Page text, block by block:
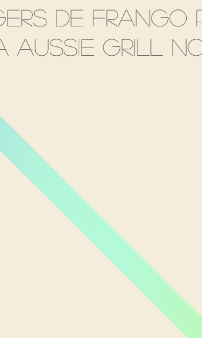
Açores Amsterdam
de frango
Aussie Grill no